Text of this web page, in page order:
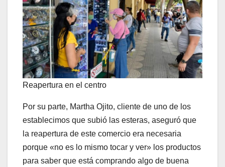
Reapertura en el centro
Por su parte, Martha Ojito, cliente de uno de los
establecimos que subió las esteras, aseguró que
la reapertura de este comercio era necesaria
porque «no es lo mismo tocar y ver» los productos
para saber que está comprando algo de buena